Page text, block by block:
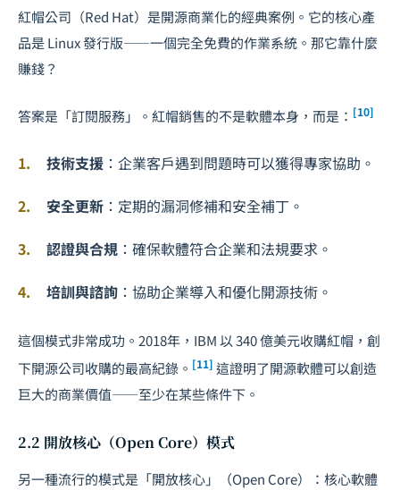
紅帽公司（Red Hat）是開源商業化的經典案例。它的核心產
品是 Linux 發行版——一個完全免費的作業系統。那它靠什麼
賺錢？
答案是「訂閱服務」。紅帽銷售的不是軟體本身，而是： [10]
技術支援 ：企業客戶遇到問題時可以獲得專家協助。
安全更新 ：定期的漏洞修補和安全補丁。
認證與合規 ：確保軟體符合企業和法規要求。
培訓與諮詢 ：協助企業導入和優化開源技術。
這個模式非常成功。2018年，IBM 以 340 億美元收購紅帽，創
下開源公司收購的最高紀錄。 [11] 這證明了開源軟體可以創造
巨大的商業價值——至少在某些條件下。
2.2 開放核心（Open Core）模式
另一種流行的模式是「開放核心」（Open Core）：核心軟體